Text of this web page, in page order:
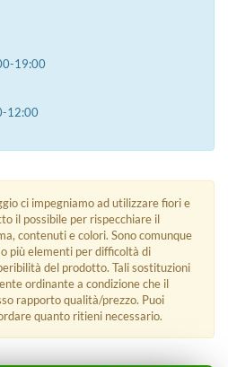
19:00
12:00
ci impegniamo ad utilizzare fiori e
il possibile per rispecchiare il
contenuti e colori. Sono comunque
più elementi per difficoltà di
del prodotto. Tali sostituzioni
ordinante a condizione che il
rapporto qualità/prezzo. Puoi
quanto ritieni necessario.